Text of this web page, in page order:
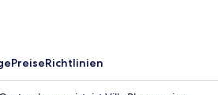
PreiseRichtlinien